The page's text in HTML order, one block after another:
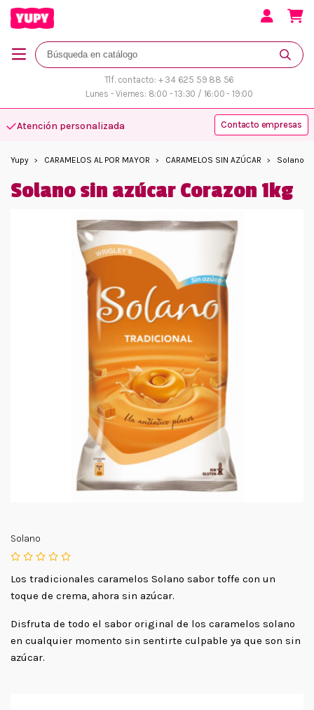
Tlf. contacto: + 34 625 59 88 56
Lunes - Viernes: 8:00 - 13:30 / 16:00 - 19:00
Atención personalizada Contacto empresas
Yupy CARAMELOS AL POR MAYOR CARAMELOS SIN AZÚCAR Solano
Solano sin azúcar Corazon 1kg
Solano
Los tradicionales caramelos Solano sabor toffe con un
toque de crema, ahora sin azúcar.
Disfruta de todo el sabor original de los caramelos solano
en cualquier momento sin sentirte culpable ya que son sin
azúcar.